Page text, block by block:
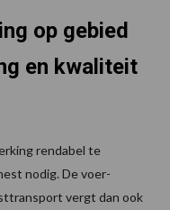
op gebied
en kwaliteit
rendabel te
nodig. De voer-
vergt dan ook